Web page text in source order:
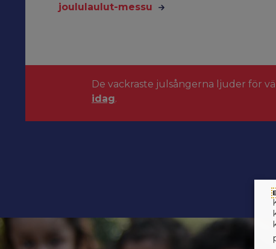
joululaulut-messu
De vackraste julsångerna ljuder för
idag.